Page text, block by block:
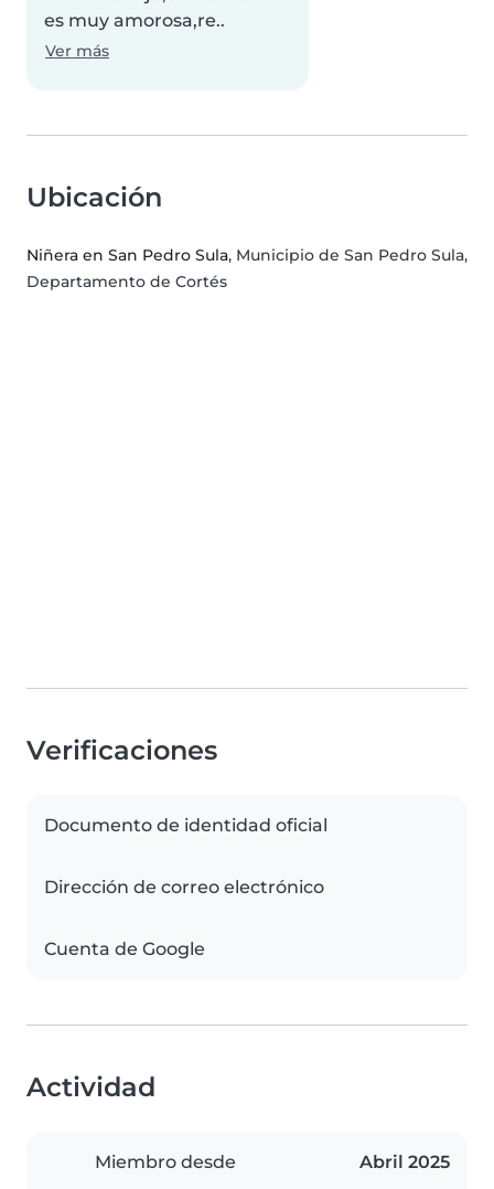
es muy amorosa,re..
Ver más
Ubicación
Niñera en San Pedro Sula, Municipio de San Pedro Sula,
Departamento de Cortés
Verificaciones
Documento de identidad oficial
Dirección de correo electrónico
Cuenta de Google
Actividad
Miembro desde Abril 2025